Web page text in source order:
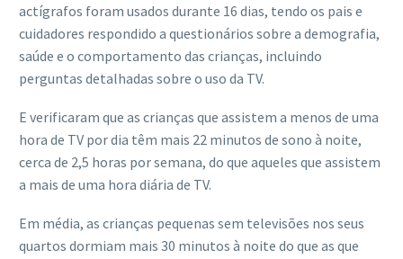
actígrafos foram usados durante 16 dias, tendo os pais e
cuidadores respondido a questionários sobre a demografia,
saúde e o comportamento das crianças, incluindo
perguntas detalhadas sobre o uso da TV.
E verificaram que as crianças que assistem a menos de uma
hora de TV por dia têm mais 22 minutos de sono à noite,
cerca de 2,5 horas por semana, do que aqueles que assistem
a mais de uma hora diária de TV.
Em média, as crianças pequenas sem televisões nos seus
quartos dormiam mais 30 minutos à noite do que as que